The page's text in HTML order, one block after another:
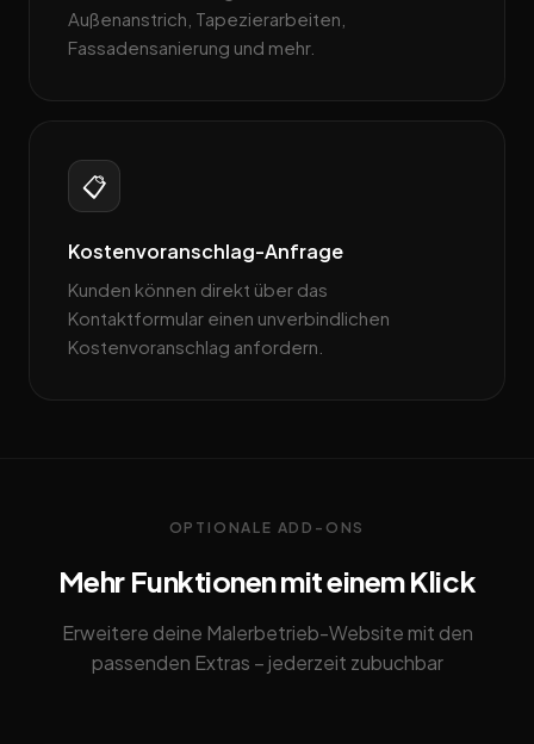
Außenanstrich, Tapezierarbeiten,
Fassadensanierung und mehr.
📋
Kostenvoranschlag-Anfrage
Kunden können direkt über das
Kontaktformular einen unverbindlichen
Kostenvoranschlag anfordern.
OPTIONALE ADD-ONS
Mehr Funktionen mit einem Klick
Erweitere deine Malerbetrieb-Website mit den
passenden Extras – jederzeit zubuchbar